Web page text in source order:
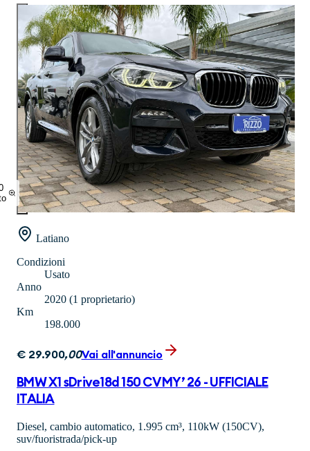
Latiano
Condizioni
Usato
Anno
2020 (1 proprietario)
Km
198.000
€ 29.900,00Vai all'annuncio
BMW X1 sDrive18d 150 CV MY’ 26 - UFFICIALE
ITALIA
Diesel, cambio automatico, 1.995 cm³, 110kW (150CV),
suv/fuoristrada/pick-up